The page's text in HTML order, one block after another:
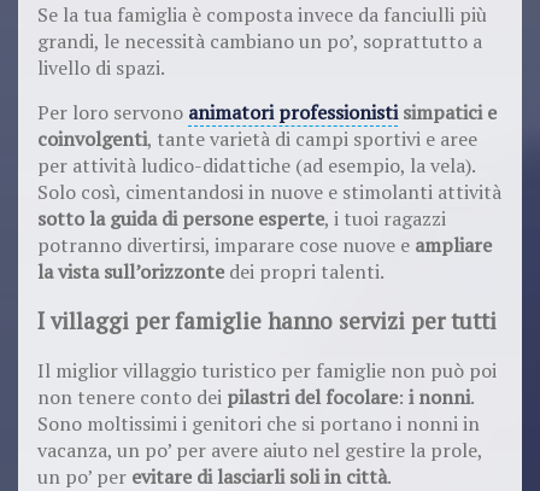
Se la tua famiglia è composta invece da fanciulli più
grandi, le necessità cambiano un po’, soprattutto a
livello di spazi.
Per loro servono animatori professionisti simpatici e
coinvolgenti, tante varietà di campi sportivi e aree
per attività ludico-didattiche (ad esempio, la vela).
Solo così, cimentandosi in nuove e stimolanti attività
sotto la guida di persone esperte, i tuoi ragazzi
potranno divertirsi, imparare cose nuove e ampliare
la vista sull’orizzonte dei propri talenti.
I villaggi per famiglie hanno servizi per tutti
Il miglior villaggio turistico per famiglie non può poi
non tenere conto dei pilastri del focolare: i nonni.
Sono moltissimi i genitori che si portano i nonni in
vacanza, un po’ per avere aiuto nel gestire la prole,
un po’ per evitare di lasciarli soli in città.